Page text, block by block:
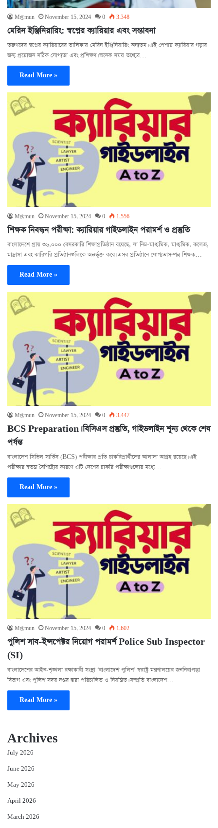
M@mun November 15, 2024 0 3,348
মেরিন ইঞ্জিনিয়ারিং: স্বপ্নের ক্যারিয়ার এবং সম্ভাবনা
তরুণদের স্বপ্নের ক্যারিয়ারের তালিকায় মেরিন ইঞ্জিনিয়ারিং অন্যতম। এই পেশায় ক্যারিয়ার গড়ার
জন্য প্রয়োজন সঠিক যোগ্যতা এবং প্রশিক্ষণ। অনেক সময় তথ্যের…
Read More »
M@mun November 15, 2024 0 1,556
শিক্ষক নিবন্ধন পরীক্ষা: ক্যারিয়ার গাইডলাইন পরামর্শ ও প্রস্তুতি
বাংলাদেশে প্রায় ৩৬,০০০ বেসরকারি শিক্ষাপ্রতিষ্ঠান রয়েছে, যা নিম্ন-মাধ্যমিক, মাধ্যমিক, কলেজ,
মাদ্রাসা এবং কারিগরি প্রতিষ্ঠানগুলিকে অন্তর্ভুক্ত করে। এসব প্রতিষ্ঠানে যোগ্যতাসম্পন্ন শিক্ষক…
Read More »
M@mun November 15, 2024 0 3,447
BCS Preparation। বিসিএস প্রস্তুতি, গাইডলাইন শূন্য থেকে শেষ
পর্যন্ত
বাংলাদেশ সিভিল সার্ভিস (BCS) পরীক্ষার প্রতি চাকরিপ্রার্থীদের আলাদা আগ্রহ রয়েছে। এই
পরীক্ষার স্বতন্ত্র বৈশিষ্ট্যের কারণে এটি দেশের চাকরি পরীক্ষাগুলোর মধ্যে…
Read More »
M@mun November 15, 2024 0 1,602
পুলিশ সাব-ইন্সপেক্টর নিয়োগ পরামর্শ Police Sub Inspector
(SI)
বাংলাদেশের আইন-শৃঙ্খলা রক্ষাকারী সংস্থা ‘বাংলাদেশ পুলিশ’ স্বরাষ্ট্র মন্ত্রণালয়ের জননিরাপত্তা
বিভাগ এবং পুলিশ সদর দপ্তর দ্বারা পরিচালিত ও নিয়ন্ত্রিত। সম্প্রতি বাংলাদেশ…
Read More »
Archives
July 2026
June 2026
May 2026
April 2026
March 2026